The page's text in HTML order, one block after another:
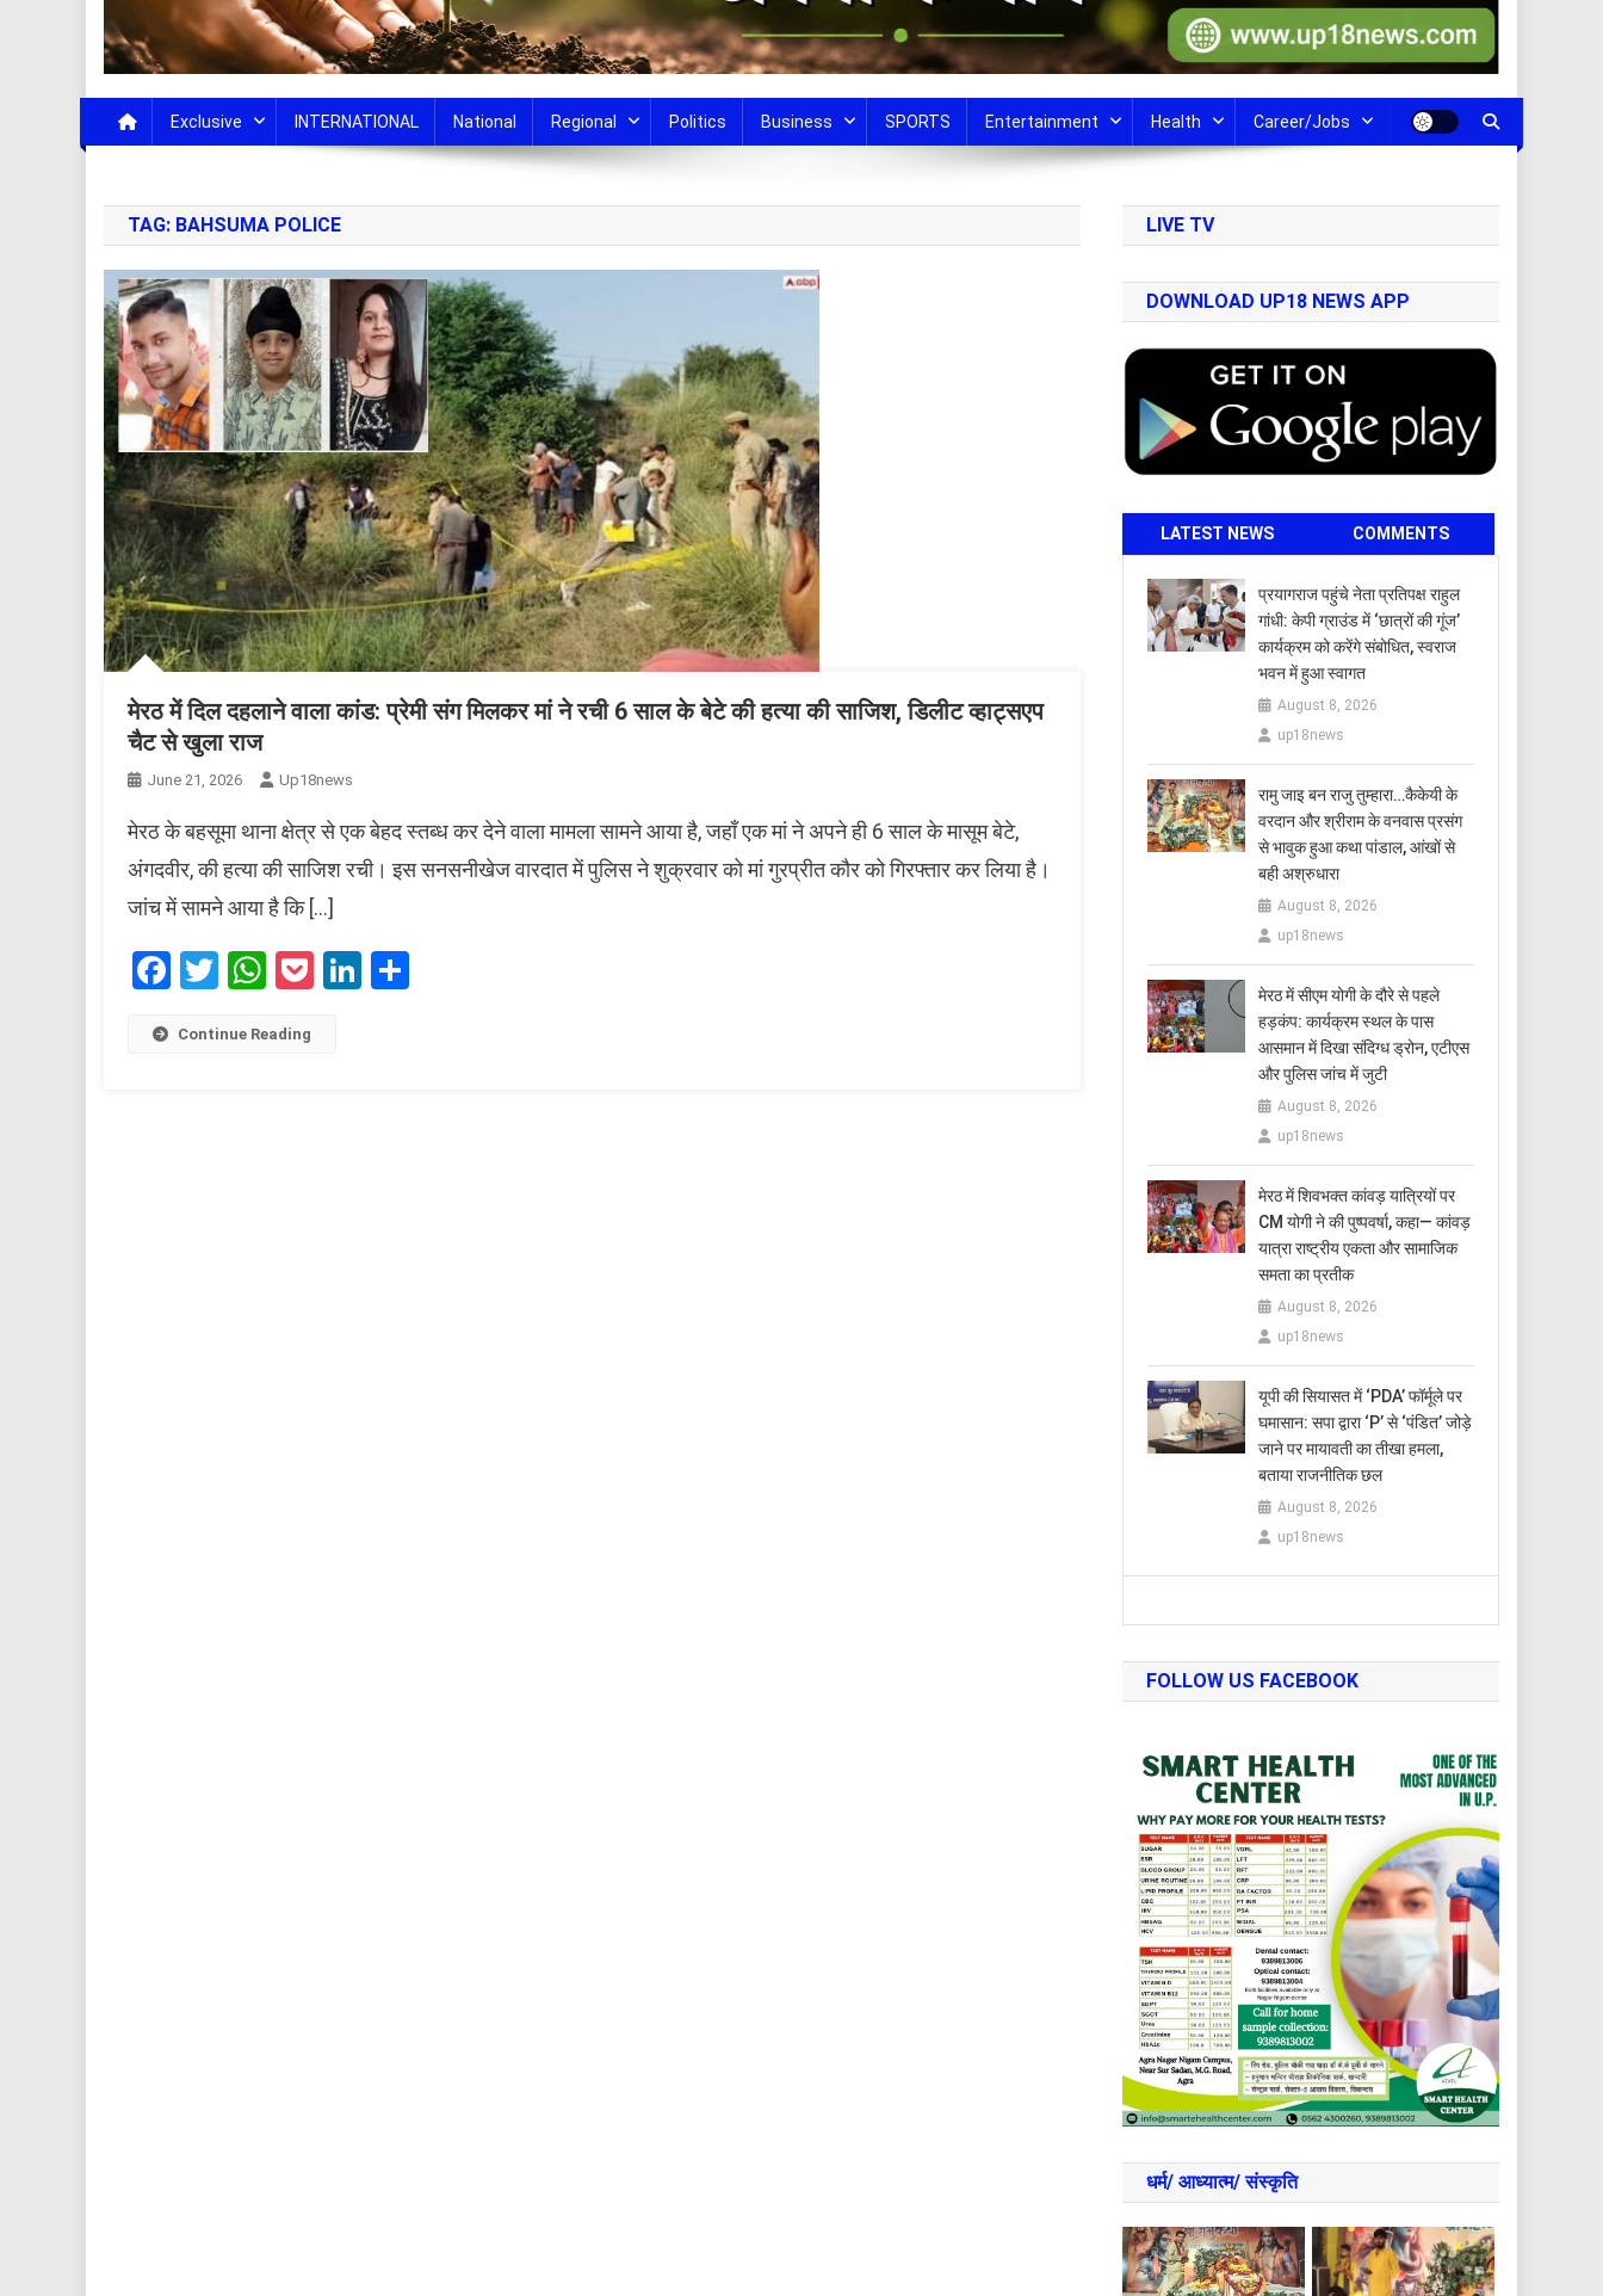
Exclusive INTERNATIONAL National Regional Politics Business SPORTS Entertainment Health Career/Jobs
TAG: BAHSUMA POLICE
मेरठ में दिल दहलाने वाला कांड: प्रेमी संग मिलकर मां ने रची 6 साल के बेटे की हत्या की साजिश, डिलीट व्हाट्सएप
चैट से खुला राज
June 21, 2026 Up18news
मेरठ के बहसूमा थाना क्षेत्र से एक बेहद स्तब्ध कर देने वाला मामला सामने आया है, जहाँ एक मां ने अपने ही 6 साल के मासूम बेटे,
अंगदवीर, की हत्या की साजिश रची। इस सनसनीखेज वारदात में पुलिस ने शुक्रवार को मां गुरप्रीत कौर को गिरफ्तार कर लिया है।
जांच में सामने आया है कि […]
Facebook
Twitter
WhatsApp
PocketLinkedIn
Continue Reading
LIVE TV
DOWNLOAD UP18 NEWS APP
LATEST NEWS COMMENTS
प्रयागराज पहुंचे नेता प्रतिपक्ष राहुल
गांधी: केपी ग्राउंड में ‘छात्रों की गूंज’
कार्यक्रम को करेंगे संबोधित, स्वराज
भवन में हुआ स्वागत
August 8, 2026
up18news
रामु जाइ बन राजु तुम्हारा…कैकेयी के
वरदान और श्रीराम के वनवास प्रसंग
से भावुक हुआ कथा पांडाल, आंखों से
बही अश्रुधारा
August 8, 2026
up18news
मेरठ में सीएम योगी के दौरे से पहले
हड़कंप: कार्यक्रम स्थल के पास
आसमान में दिखा संदिग्ध ड्रोन, एटीएस
और पुलिस जांच में जुटी
August 8, 2026
up18news
मेरठ में शिवभक्त कांवड़ यात्रियों पर
CM योगी ने की पुष्पवर्षा, कहा— कांवड़
यात्रा राष्ट्रीय एकता और सामाजिक
समता का प्रतीक
August 8, 2026
up18news
यूपी की सियासत में ‘PDA’ फॉर्मूले पर
घमासान: सपा द्वारा ‘P’ से ‘पंडित’ जोड़े
जाने पर मायावती का तीखा हमला,
बताया राजनीतिक छल
August 8, 2026
up18news
FOLLOW US FACEBOOK
धर्म/ आध्‍यात्‍म/ संस्‍कृति